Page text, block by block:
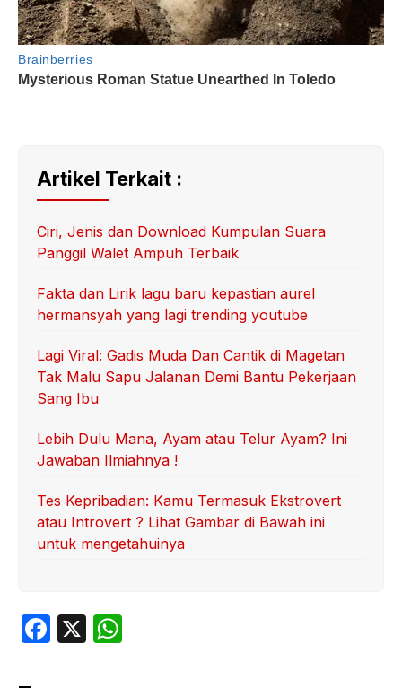
Artikel Terkait :
Ciri, Jenis dan Download Kumpulan Suara
Panggil Walet Ampuh Terbaik
Fakta dan Lirik lagu baru kepastian aurel
hermansyah yang lagi trending youtube
Lagi Viral: Gadis Muda Dan Cantik di Magetan
Tak Malu Sapu Jalanan Demi Bantu Pekerjaan
Sang Ibu
Lebih Dulu Mana, Ayam atau Telur Ayam? Ini
Jawaban Ilmiahnya !
Tes Kepribadian: Kamu Termasuk Ekstrovert
atau Introvert ? Lihat Gambar di Bawah ini
untuk mengetahuinya
F
X